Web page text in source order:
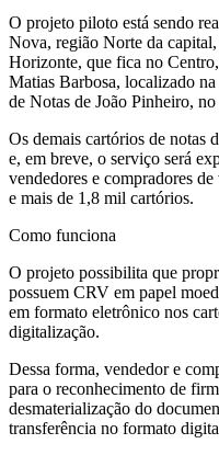
O projeto piloto está sendo
Nova, região Norte da
Horizonte, que fica no
Matias Barbosa, localizado
de Notas de João Pinheiro,
Os demais cartórios de notas
e, em breve, o serviço será
vendedores e compradores
e mais de 1,8 mil cartórios.
Como funciona
O projeto possibilita que
possuem CRV em papel
em formato eletrônico nos
digitalização.
Dessa forma, vendedor e
para o reconhecimento de
desmaterialização do
transferência no formato